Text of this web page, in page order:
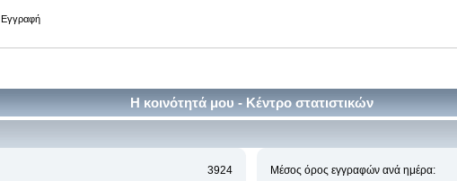
Εγγραφή
Η κοινότητά μου - Κέντρο στατιστικών
3924
Μέσος όρος εγγραφών ανά ημέρα: